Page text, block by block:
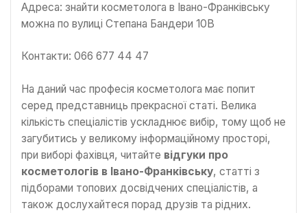
Адреса: знайти косметолога в Івано-Франківську
можна по вулиці Степана Бандери 10В
Контакти: 066 677 44 47
На даний час професія косметолога має попит
серед представниць прекрасної статі. Велика
кількість спеціалістів ускладнює вибір, тому щоб не
загубитись у великому інформаційному просторі,
при виборі фахівця, читайте відгуки про
косметологів в Івано-Франківську, статті з
підборами топових досвідчених спеціалістів, а
також дослухайтеся порад друзів та рідних.